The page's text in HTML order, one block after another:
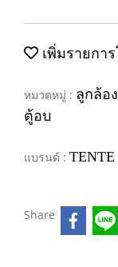
เพิ่มรายกา
หมวดหมู่ : ลูกล้อ
ตู้อบ
แบรนด์ : TENTE
Share